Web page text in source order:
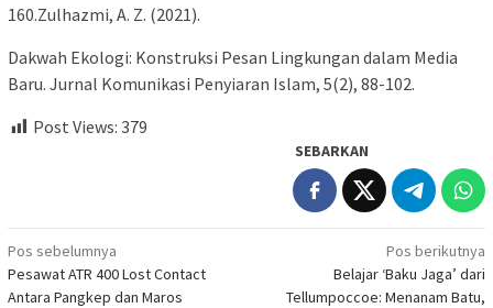
160.Zulhazmi, A. Z. (2021).
Dakwah Ekologi: Konstruksi Pesan Lingkungan dalam Media
Baru. Jurnal Komunikasi Penyiaran Islam, 5(2), 88-102.
Post Views: 379
SEBARKAN
Navigasi
pos
Pos sebelumnya
Pesawat ATR 400 Lost Contact
Antara Pangkep dan Maros
Pos berikutnya
Belajar ‘Baku Jaga’ dari
Tellumpoccoe: Menanam Batu,